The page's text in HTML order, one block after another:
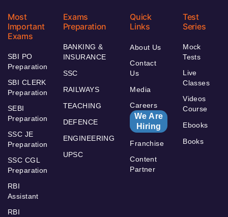
Most
Important
Exams
SBI PO
Preparation
SBI CLERK
Preparation
SEBI
Preparation
SSC JE
Preparation
SSC CGL
Preparation
RBI
Assistant
RBI
Exams
Preparation
BANKING &
INSURANCE
SSC
RAILWAYS
TEACHING
DEFENCE
ENGINEERING
UPSC
Quick
Links
About Us
Contact
Us
Media
Careers
We Are
Hiring
Franchise
Content
Partner
Test
Series
Mock
Tests
Live
Classes
Videos
Course
Ebooks
Books